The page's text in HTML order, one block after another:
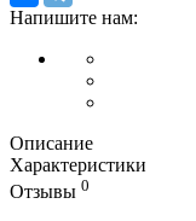
Напишите нам:
Описание
Характеристики
Отзывы 0